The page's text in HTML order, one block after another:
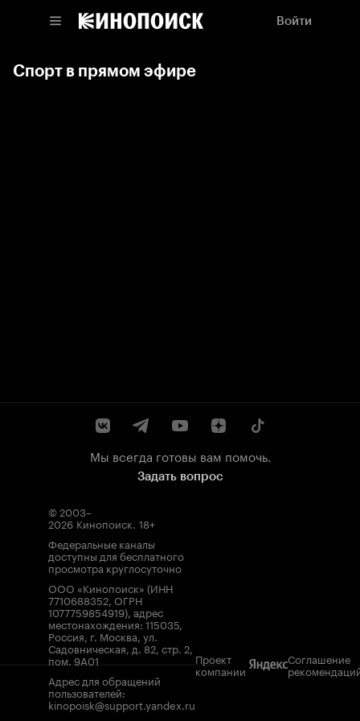
Войти
Спорт в прямом эфире
Мы всегда готовы вам помочь.
Задать вопрос
© 2003–
2026 Кинопоиск. 18+
Федеральные каналы
доступны для бесплатного
просмотра круглосуточно
ООО «Кинопоиск» (ИНН
7710688352, ОГРН
1077759854919), адрес
местонахождения: 115035,
Россия, г. Москва, ул.
Садовническая, д. 82, стр. 2,
пом. 9А01
Адрес для обращений
пользователей:
kinopoisk@support.yandex.ru
Проект
компании
Соглашение